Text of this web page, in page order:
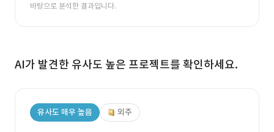
바탕으로 분석한 결과입니다.
AI가 발견한 유사도 높은 프로젝트를 확인하세요.
유사도 매우 높음 외주